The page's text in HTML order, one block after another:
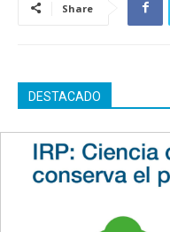
Share
DESTACADO